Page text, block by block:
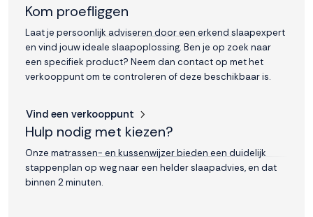
Kom proefliggen
Laat je persoonlijk adviseren door een erkend slaapexpert
en vind jouw ideale slaapoplossing. Ben je op zoek naar
een specifiek product? Neem dan contact op met het
verkooppunt om te controleren of deze beschikbaar is.
Vind een verkooppunt
Hulp nodig met kiezen?
Onze matrassen- en kussenwijzer bieden een duidelijk
stappenplan op weg naar een helder slaapadvies, en dat
binnen 2 minuten.